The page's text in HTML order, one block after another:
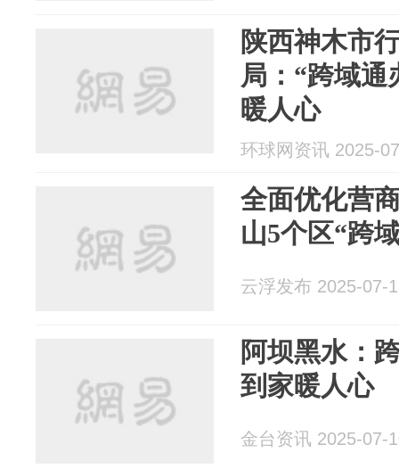
陕西神木市
局：“跨域通
暖人心
环球网资讯 2025-
全面优化营
山5个区“跨
云浮发布 2025-07-
阿坝黑水：
到家暖人心
金台资讯 2025-07-